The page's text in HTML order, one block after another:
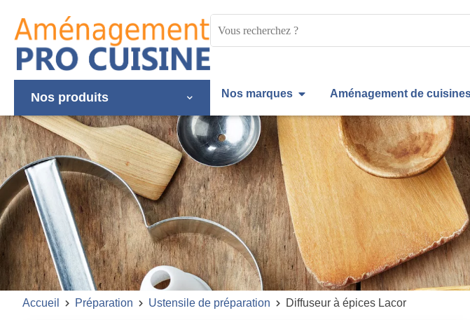
Nos produits Nos marques Aménagement de
Accueil Préparation Ustensile de préparation Diffuseur à épices Lacor